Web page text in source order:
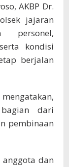
AKBP Dr.
jajaran
personel,
kondisi
berjalan
dari
pembinaan
dan